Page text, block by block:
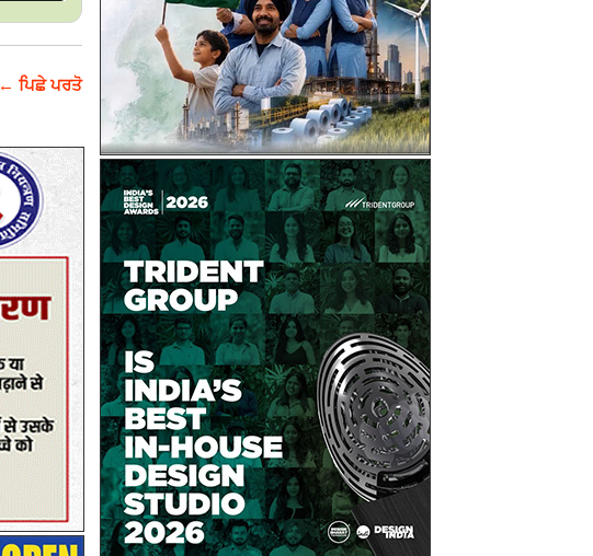
← ਪਿਛੇ ਪਰਤੋ